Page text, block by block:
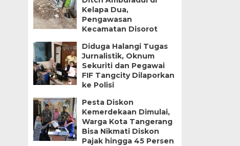
Kelapa Dua,
Pengawasan
Kecamatan Disorot
Diduga Halangi Tugas
Jurnalistik, Oknum
Sekuriti dan Pegawai
FIF Tangcity Dilaporkan
ke Polisi
Pesta Diskon
Kemerdekaan Dimulai,
Warga Kota Tangerang
Bisa Nikmati Diskon
Pajak hingga 45 Persen